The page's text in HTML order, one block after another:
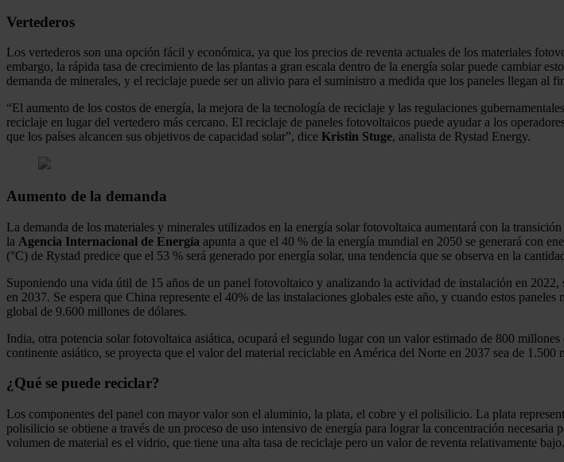
Vertederos
Los vertederos son una opción fácil y económica, ya que los precios de reventa actuales de los materiales
embargo, la rápida tasa de crecimiento de las plantas a gran escala dentro de la energía solar puede cambiar
demanda de minerales, y el reciclaje puede ser un alivio para el suministro a medida que los paneles llegan al
“El aumento de los costos de energía, la mejora de la tecnología de reciclaje y las regulaciones
reciclaje en lugar del vertedero más cercano. El reciclaje de paneles fotovoltaicos puede ayudar a los
que los países alcancen sus objetivos de capacidad solar”, dice Kristin Stuge, analista de Rystad Energy.
Aumento de la demanda
La demanda de los materiales y minerales utilizados en la energía solar fotovoltaica aumentará con la
la Agencia Internacional de Energía apunta a que el 40 % de la energía mundial en 2050 se generará con
(°C) de Rystad predice que el 53 % será generado por energía solar, una tendencia que se observa en la
Suponiendo una vida útil de 15 años de un panel fotovoltaico y analizando la actividad de instalación en
en 2037. Se espera que China represente el 40% de las instalaciones globales este año, y cuando estos
global de 9.600 millones de dólares.
India, otra potencia solar fotovoltaica asiática, ocupará el segundo lugar con un valor estimado de 800
continente asiático, se proyecta que el valor del material reciclable en América del Norte en 2037 sea de
¿Qué se puede reciclar?
Los componentes del panel con mayor valor son el aluminio, la plata, el cobre y el polisilicio. La plata
polisilicio se obtiene a través de un proceso de uso intensivo de energía para lograr la concentración
volumen de material es el vidrio, que tiene una alta tasa de reciclaje pero un valor de reventa relativamente bajo.